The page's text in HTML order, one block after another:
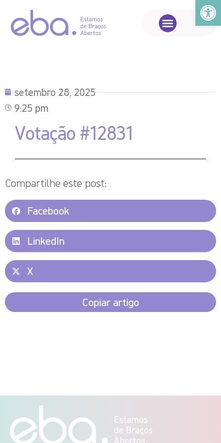
Abrir
setembro 28, 2025
9:25 pm
Votação #12831
Compartilhe este post:
Facebook
LinkedIn
X
Copiar artigo